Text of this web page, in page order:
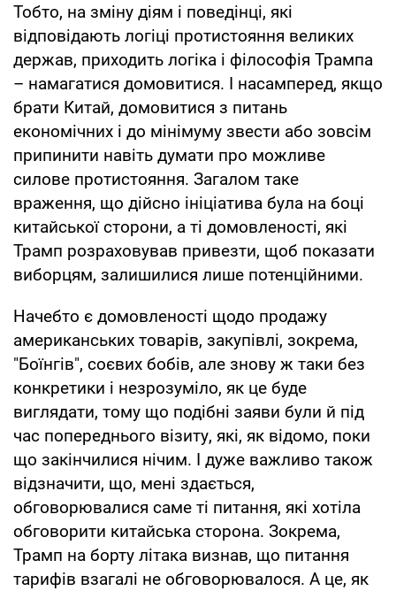
Тобто, на зміну діям і поведінці, які
відповідають логіці протистояння великих
держав, приходить логіка і філософія Трампа
– намагатися домовитися. І насамперед, якщо
брати Китай, домовитися з питань
економічних і до мінімуму звести або зовсім
припинити навіть думати про можливе
силове протистояння. Загалом таке
враження, що дійсно ініціатива була на боці
китайської сторони, а ті домовленості, які
Трамп розраховував привезти, щоб показати
виборцям, залишилися лише потенційними.
Начебто є домовленості щодо продажу
американських товарів, закупівлі, зокрема,
"Боїнгів", соєвих бобів, але знову ж таки без
конкретики і незрозуміло, як це буде
виглядати, тому що подібні заяви були й під
час попереднього візиту, які, як відомо, поки
що закінчилися нічим. І дуже важливо також
відзначити, що, мені здається,
обговорювалися саме ті питання, які хотіла
обговорити китайська сторона. Зокрема,
Трамп на борту літака визнав, що питання
тарифів взагалі не обговорювалося. А це, як